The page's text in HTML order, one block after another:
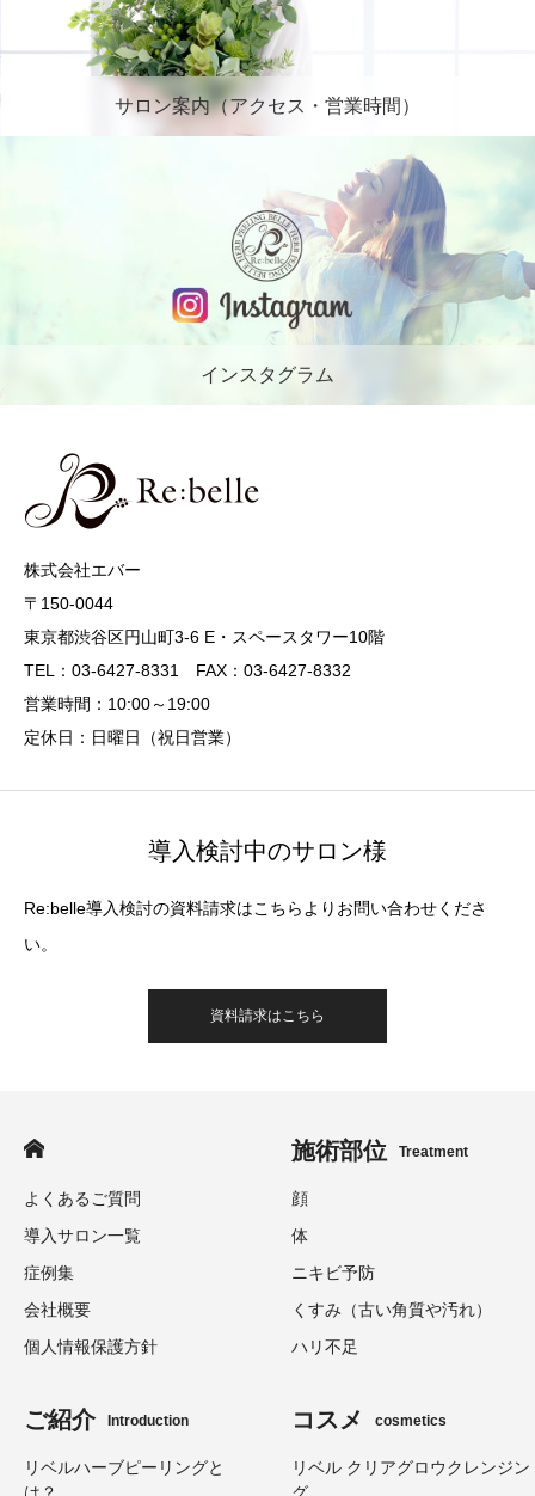
サロン案内（アクセス・営業時間）
インスタグラム
株式会社エバー
〒150-0044
東京都渋谷区円山町3-6 E・スペースタワー10階
TEL：03-6427-8331 FAX：03-6427-8332
営業時間：10:00～19:00
定休日：日曜日（祝日営業）
導入検討中のサロン様
Re:belle導入検討の資料請求はこちらよりお問い合わせくださ
い。
資料請求はこちら
よくあるご質問
導入サロン一覧
症例集
会社概要
個人情報保護方針
施術部位 Treatment
顔
体
ニキビ予防
くすみ（古い角質や汚れ）
ハリ不足
ご紹介 Introduction
リベルハーブピーリングと
コスメ cosmetics
リベル クリアグロウクレンジン